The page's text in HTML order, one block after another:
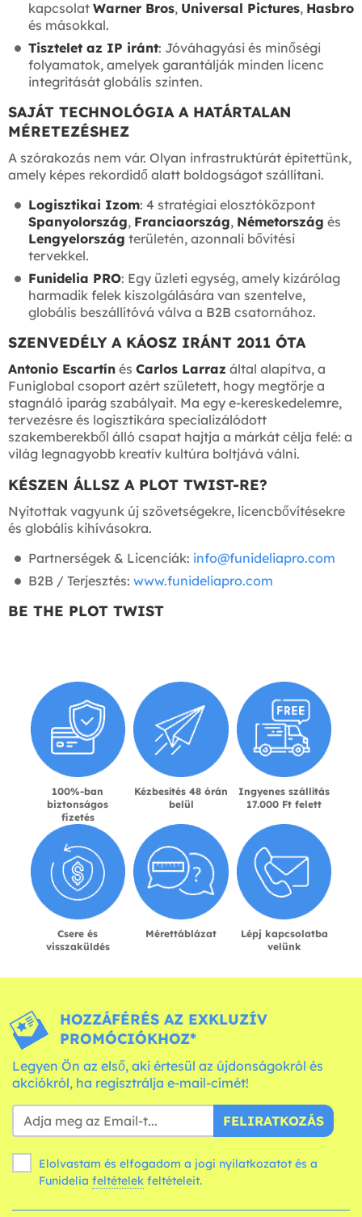
kapcsolat Warner Bros, Universal Pictures, Hasbro
és másokkal.
Tisztelet az IP iránt: Jóváhagyási és minőségi
folyamatok, amelyek garantálják minden licenc
integritását globális szinten.
SAJÁT TECHNOLÓGIA A HATÁRTALAN
MÉRETEZÉSHEZ
A szórakozás nem vár. Olyan infrastruktúrát építettünk,
amely képes rekordidő alatt boldogságot szállítani.
Logisztikai Izom: 4 stratégiai elosztóközpont
Spanyolország, Franciaország, Németország és
Lengyelország területén, azonnali bővítési
tervekkel.
Funidelia PRO: Egy üzleti egység, amely kizárólag
harmadik felek kiszolgálására van szentelve,
globális beszállítóvá válva a B2B csatornához.
SZENVEDÉLY A KÁOSZ IRÁNT 2011 ÓTA
Antonio Escartín és Carlos Larraz által alapítva, a
Funiglobal csoport azért született, hogy megtörje a
stagnáló iparág szabályait. Ma egy e-kereskedelemre,
tervezésre és logisztikára specializálódott
szakemberekből álló csapat hajtja a márkát célja felé: a
világ legnagyobb kreatív kultúra boltjává válni.
KÉSZEN ÁLLSZ A PLOT TWIST-RE?
Nyitottak vagyunk új szövetségekre, licencbővítésekre
és globális kihívásokra.
Partnerségek & Licenciák: info@funideliapro.com
B2B / Terjesztés: www.funideliapro.com
BE THE PLOT TWIST
100%-ban
biztonságos
fizetés
Kézbesítés 48 órán
belül
Ingyenes szállítás
17.000 Ft felett
Csere és
visszaküldés
Mérettáblázat
Lépj kapcsolatba
velünk
HOZZÁFÉRÉS AZ EXKLUZÍV
PROMÓCIÓKHOZ*
Legyen Ön az első, aki értesül az újdonságokról és
akciókról, ha regisztrálja e-mail-címét!
FELIRATKOZÁS
Elolvastam és elfogadom a jogi nyilatkozatot és a
Funidelia feltételek feltételeit.